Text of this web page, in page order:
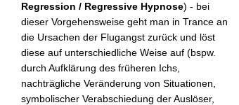
Regression / Regressive Hypnose) - bei
dieser Vorgehensweise geht man in Trance an
die Ursachen der Flugangst zurück und löst
diese auf unterschiedliche Weise auf (bspw.
durch Aufklärung des früheren Ichs,
nachträgliche Veränderung von Situationen,
symbolischer Verabschiedung der Auslöser,